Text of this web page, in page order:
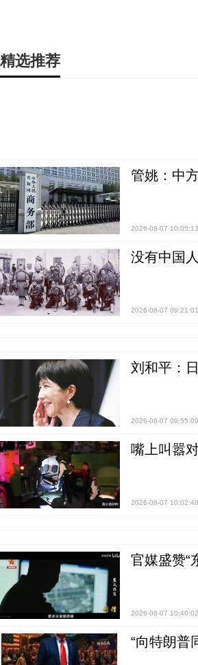
精选推荐
管姚：中
2026-08-07 10:05:13
没有中国
2026-08-07 09:21:01
刘和平：
2026-08-07 09:55:09
嘴上叫嚣
2026-08-07 10:02:48
官媒盛赞“
2026-08-07 10:40:02
“向特朗普